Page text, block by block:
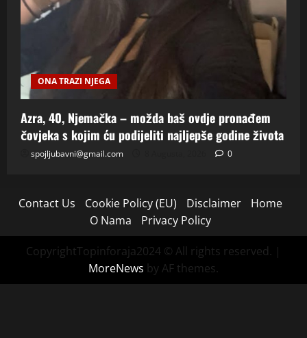
ONA TRAZI NJEGA
Azra, 40, Njemačka – možda baš ovdje pronađem
čovjeka s kojim ću podijeliti najljepše godine života
spojljubavni@gmail.com 0
Contact Us Cookie Policy (EU) Disclaimer
Home
O Nama
Privacy Policy
CopyrightTopinforaja2024 © All rights reserved. |
MoreNews by AF themes.